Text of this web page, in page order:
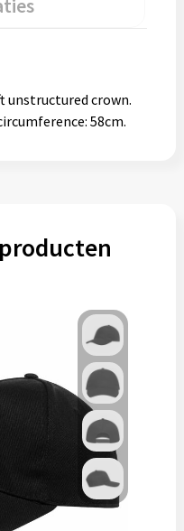
unstructured crown.
58cm.